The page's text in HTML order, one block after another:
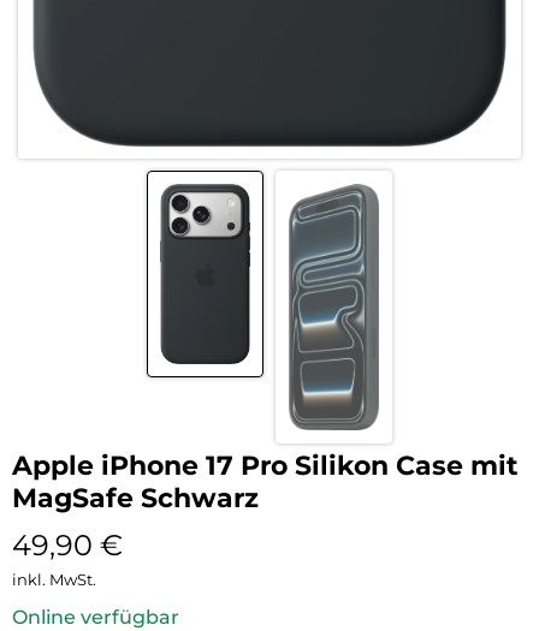
Apple iPhone 17 Pro Silikon Case mit
MagSafe Schwarz
49,90 €
inkl. MwSt.
Online verfügbar